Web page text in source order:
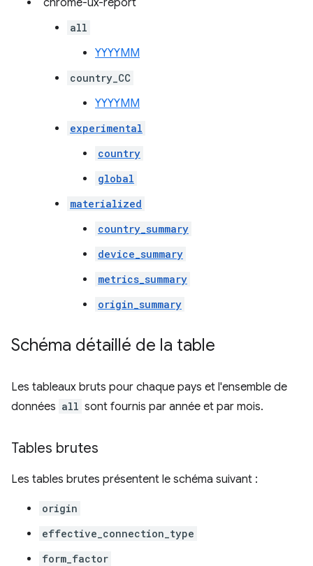
`chrome-ux-report
all
YYYYMM
country_CC
YYYYMM
experimental
country
global
materialized
country_summary
device_summary
metrics_summary
origin_summary
Schéma détaillé de la table
Les tableaux bruts pour chaque pays et l'ensemble de
données all sont fournis par année et par mois.
Tables brutes
Les tables brutes présentent le schéma suivant :
origin
effective_connection_type
form_factor